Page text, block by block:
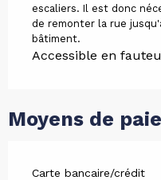
escaliers. Il est donc
de remonter la rue
bâtiment.
Accessible en
Moyens de
Carte bancaire/crédit